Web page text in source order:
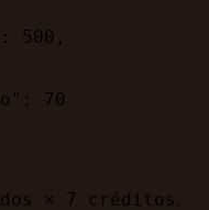
: 500 ,
: 70
× 7 créditos.